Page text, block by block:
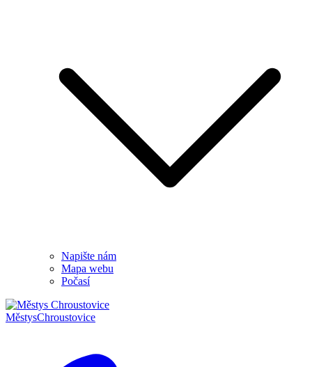
Napište nám
Mapa webu
Počasí
MěstysChroustovice